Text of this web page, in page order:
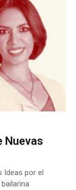
Nuevas
Ideas por el